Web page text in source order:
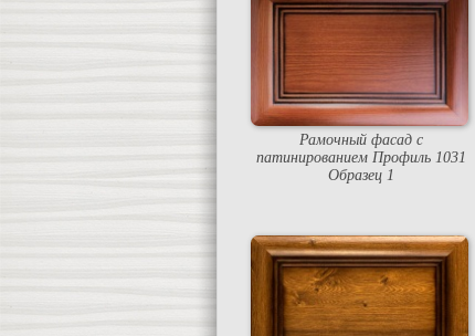
Рамочный фасад с
патинированием Профиль 1031
Образец 1